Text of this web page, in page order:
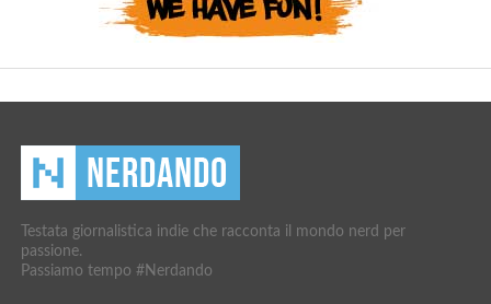
Testata giornalistica indie che racconta il mondo nerd per
passione.
Passiamo tempo #Nerdando